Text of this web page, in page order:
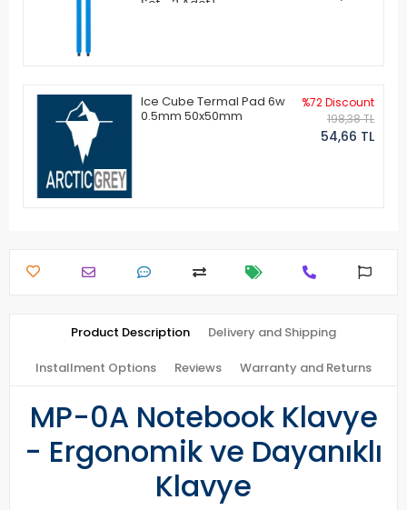
Ice Cube Termal Pad 6w
0.5mm 50x50mm
%72 Discount
198,38 TL
54,66 TL
Product Description Delivery and Shipping
Installment Options Reviews Warranty and Returns
MP-0A Notebook Klavye
- Ergonomik ve Dayanıklı
Klavye